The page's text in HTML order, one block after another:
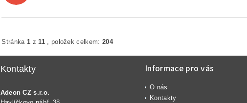
Stránka 1 z11, položek celkem: 204
Kontakty
Adeon CZ s.r.o.
Informace pro vás
O nás
Kontakty